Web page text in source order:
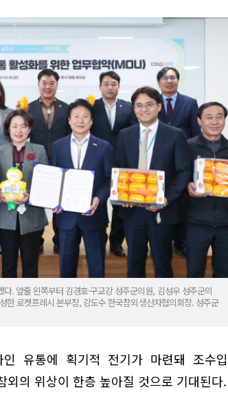
. 앞줄 왼쪽부터 김경호·구교강 성주군의원, 김성우 성주군의
한 로켓프레시 본부장, 강도수 한국참외생산자협의회장. 성주군
유통에 획기적 전기가 마련돼 조수입
의 위상이 한층 높아질 것으로 기대된다.